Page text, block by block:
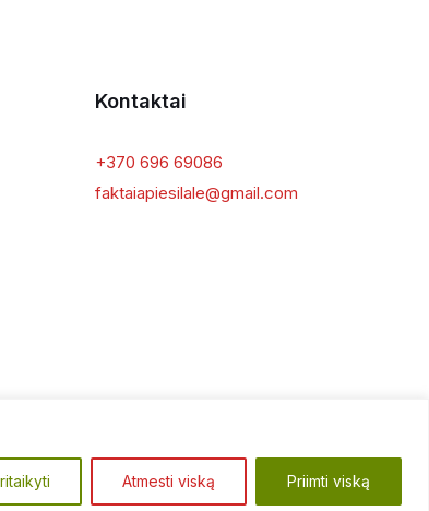
Atmesti viską Priimti viską
Kontaktai
+370 696 69086
faktaiapiesilale@gmail.com
IT sprendimas: oranus.lt